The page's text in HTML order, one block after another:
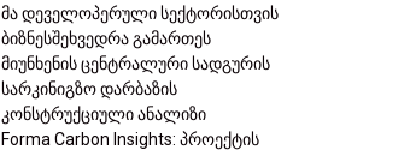
მა დეველოპერული სექტორისთვის
ბიზნესშეხვედრა გამართეს
მიუნხენის ცენტრალური სადგურის
სარკინიგზო დარბაზის
კონსტრუქციული ანალიზი
Forma Carbon Insights: პროექტის